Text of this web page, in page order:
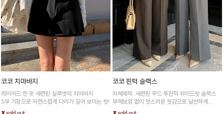
코코 치마바지
레이어드 한 듯 세련된 실루엣의 치마바지
3부 기장으로 자연스럽게 다리가 길어 보이는 핏!
코코 핀턱 슬랙스
자체제작, 세련된 무드 투핀턱 와이드핏 슬랙스
부해보임 없이 멋스러운 핏감으로 날씬하게
1차완판,2차 프리오더